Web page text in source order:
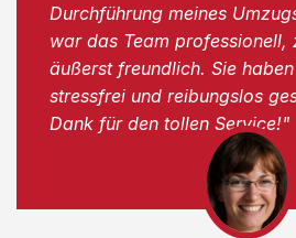
Durchführung meines
war das Team professionell,
äußerst freundlich. Sie
stressfrei und reibungslos
Dank für den tollen Service!"